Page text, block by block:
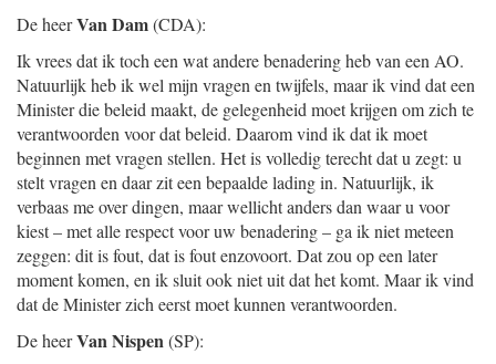
De heerVan Dam(CDA):
Ik vrees dat ik toch een wat andere benadering heb van een AO.
Natuurlijk heb ik wel mijn vragen en twijfels, maar ik vind dat een
Minister die beleid maakt, de gelegenheid moet krijgen om zich te
verantwoorden voor dat beleid. Daarom vind ik dat ik moet
beginnen met vragen stellen. Het is volledig terecht dat u zegt: u
stelt vragen en daar zit een bepaalde lading in. Natuurlijk, ik
verbaas me over dingen, maar wellicht anders dan waar u voor
kiest – met alle respect voor uw benadering – ga ik niet meteen
zeggen: dit is fout, dat is fout enzovoort. Dat zou op een later
moment komen, en ik sluit ook niet uit dat het komt. Maar ik vind
dat de Minister zich eerst moet kunnen verantwoorden.
De heerVan Nispen(SP):